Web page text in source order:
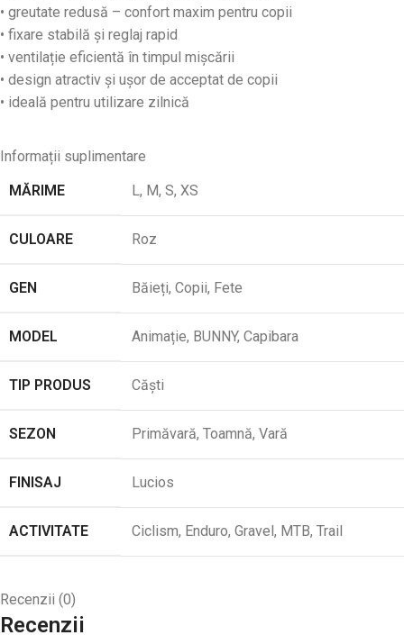
• greutate redusă – confort maxim pentru copii
• fixare stabilă și reglaj rapid
• ventilație eficientă în timpul mișcării
• design atractiv și ușor de acceptat de copii
• ideală pentru utilizare zilnică
Informații suplimentare
MĂRIME
L, M, S, XS
CULOARE Roz
GEN Băieți, Copii, Fete
MODEL Animație, BUNNY, Capibara
TIP PRODUS Căști
SEZON Primăvară, Toamnă, Vară
FINISAJ Lucios
ACTIVITATE Ciclism, Enduro, Gravel, MTB, Trail
Recenzii (0)
Recenzii